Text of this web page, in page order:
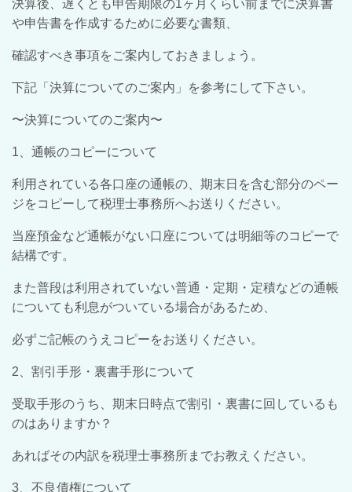
決算後、遅くとも申告期限の1ヶ月くらい前までに決算書
や申告書を作成するために必要な書類、
確認すべき事項をご案内しておきましょう。
下記「決算についてのご案内」を参考にして下さい。
〜決算についてのご案内〜
1、通帳のコピーについて
利用されている各口座の通帳の、期末日を含む部分のペー
ジをコピーして税理士事務所へお送りください。
当座預金など通帳がない口座については明細等のコピーで
結構です。
また普段は利用されていない普通・定期・定積などの通帳
についても利息がついている場合があるため、
必ずご記帳のうえコピーをお送りください。
2、割引手形・裏書手形について
受取手形のうち、期末日時点で割引・裏書に回しているも
のはありますか？
あればその内訳を税理士事務所までお教えください。
3、不良債権について